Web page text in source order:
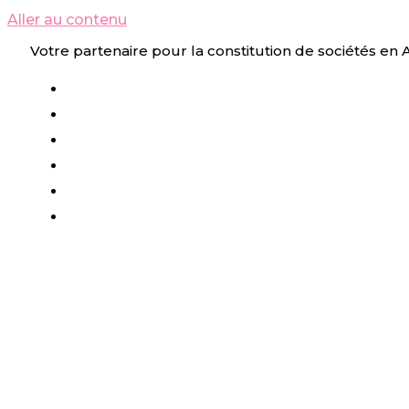
Aller au contenu
Votre partenaire pour la constitution de sociétés en